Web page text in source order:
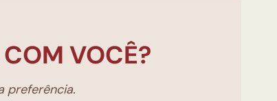
VOCÊ?
preferência.